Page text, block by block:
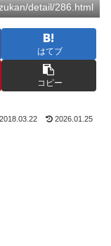
detail/286.html
はてブ
コピー
2018.03.22 2026.01.25